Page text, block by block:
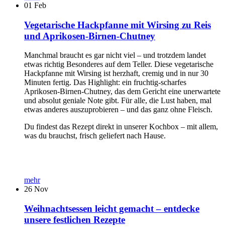
01 Feb
Vegetarische Hackpfanne mit Wirsing zu Reis
und Aprikosen-Birnen-Chutney
Manchmal braucht es gar nicht viel – und trotzdem landet
etwas richtig Besonderes auf dem Teller. Diese vegetarische
Hackpfanne mit Wirsing ist herzhaft, cremig und in nur 30
Minuten fertig. Das Highlight: ein fruchtig-scharfes
Aprikosen-Birnen-Chutney, das dem Gericht eine unerwartete
und absolut geniale Note gibt. Für alle, die Lust haben, mal
etwas anderes auszuprobieren – und das ganz ohne Fleisch.
Du findest das Rezept direkt in unserer Kochbox – mit allem,
was du brauchst, frisch geliefert nach Hause.
mehr
26 Nov
Weihnachtsessen leicht gemacht – entdecke
unsere festlichen Rezepte